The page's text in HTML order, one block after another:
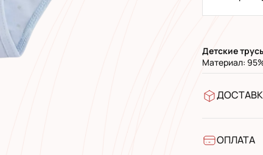
Детские
Материал:
УкрПочта
ОПЛАТА